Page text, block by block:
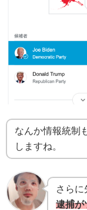
なんか情報統制
しますね。
さらに
逮捕が